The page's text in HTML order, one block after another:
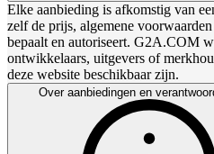
Elke aanbieding is afkomstig van
zelf de prijs, algemene
bepaalt en autoriseert. G2A.COM
ontwikkelaars, uitgevers of
deze website beschikbaar zijn.
Over aanbiedingen en